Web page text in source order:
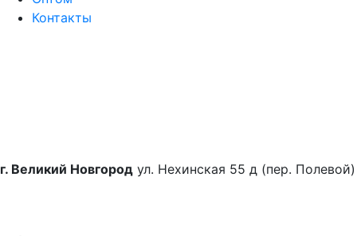
Контакты
г. Великий Новгород ул. Нехинская 55 д (пер. Полевой)